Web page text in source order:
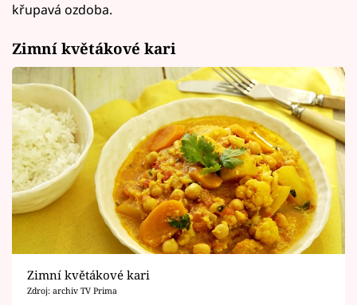
křupavá ozdoba.
Zimní květákové kari
Zimní květákové kari
Zdroj: archiv TV Prima